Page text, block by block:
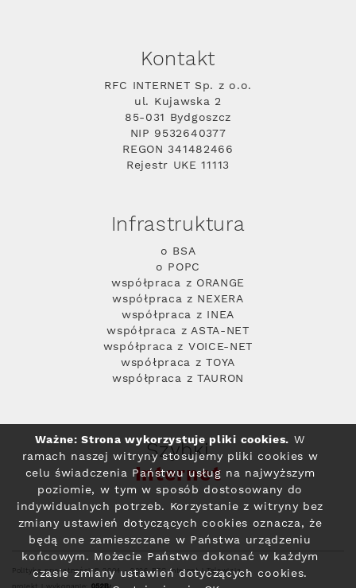
Kontakt
RFC INTERNET Sp. z o.o.
ul. Kujawska 2
85-031 Bydgoszcz
NIP 9532640377
REGON 341482466
Rejestr UKE 11113
Infrastruktura
o BSA
o POPC
współpraca z ORANGE
współpraca z NEXERA
współpraca z INEA
współpraca z ASTA-NET
współpraca z VOICE-NET
współpraca z TOYA
współpraca z TAURON
Szybki
Internet
Polityka prywatności© 2004 - 2026 RFC Internet i Telewizja
Ważne: Strona wykorzystuje pliki cookies. W
ramach naszej witryny stosujemy pliki cookies w
celu świadczenia Państwu usług na najwyższym
poziomie, w tym w sposób dostosowany do
indywidualnych potrzeb. Korzystanie z witryny bez
zmiany ustawień dotyczących cookies oznacza, że
będą one zamieszczane w Państwa urządzeniu
końcowym. Możecie Państwo dokonać w każdym
czasie zmiany ustawień dotyczących cookies.